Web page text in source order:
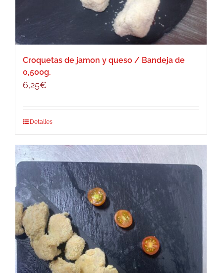
Croquetas de jamon y queso / Bandeja de
0,500g.
6,25€
Detalles